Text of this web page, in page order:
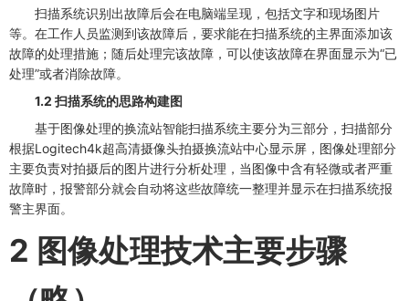
扫描系统识别出故障后会在电脑端呈现，包括文字和现场图片
等。在工作人员监测到该故障后，要求能在扫描系统的主界面添加该
故障的处理措施；随后处理完该故障，可以使该故障在界面显示为“已
处理”或者消除故障。
1.2 扫描系统的思路构建图
基于图像处理的换流站智能扫描系统主要分为三部分，扫描部分
根据Logitech4k超高清摄像头拍摄换流站中心显示屏，图像处理部分
主要负责对拍摄后的图片进行分析处理，当图像中含有轻微或者严重
故障时，报警部分就会自动将这些故障统一整理并显示在扫描系统报
警主界面。
2 图像处理技术主要步骤